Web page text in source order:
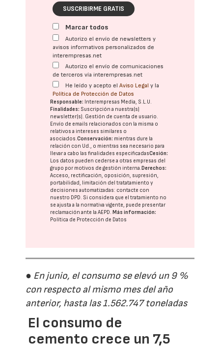
SUSCRIBIRME GRATIS
Marcar todos
Autorizo el envío de newsletters y
avisos informativos personalizados de
interempresas.net
Autorizo el envío de comunicaciones
de terceros vía interempresas.net
He leído y acepto elAviso Legal y la
Política de Protección de Datos
Responsable: Interempresas Media, S.L.U.
Finalidades: Suscripción a nuestra(s)
newsletter(s). Gestión de cuenta de usuario.
Envío de emails relacionados con la misma o
relativos a intereses similares o
asociados.Conservación: mientras dure la
relación con Ud., o mientras sea necesario para
llevar a cabo las finalidades especificadasCesión:
Los datos pueden cederse a otras empresas del
grupo por motivos de gestión interna. Derechos:
Acceso, rectificación, oposición, supresión,
portabilidad, limitación del tratatamiento y
decisiones automatizadas: contacte con
nuestro DPD. Si considera que el tratamiento no
se ajusta a la normativa vigente, puede presentar
reclamación ante laAEPD. Más información:
Política de Protección de Datos
● En junio, el consumo se elevó un 9 %
con respecto al mismo mes del año
anterior, hasta las 1.562.747 toneladas
El consumo de
cemento crece un 7,5